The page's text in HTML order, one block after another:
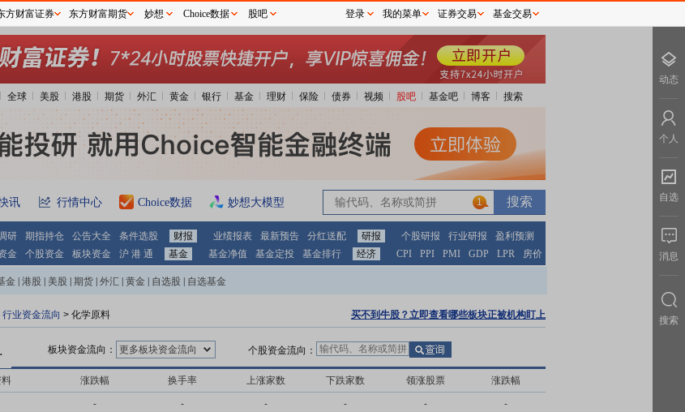
全球 美股 港股 期货 外汇 黄金 银行 基金 理财 保险 债券 视频 股吧 基金吧 博客 搜索
讯 行情中心 Choice数据 妙想大模型 1
研 期指持仓 公告大全 条件选股 财报 业绩报表 最新预告 分红送配 研报 个股研报 行业研报
盈利预测
金 个股资金 板块资金 沪 港 通 基金 基金净值 基金定投 基金排行 经济 CPI PPI PMI GDP LPR 房价
金 港股 美股 期货 外汇 黄金 自选股 自选基金
行业资金流向 > 化学原料 买不到牛股？立即查看哪些板块正被机构盯上
板块资金流向： 更多板块资金流向 个股资金流向：
涨跌幅 换手率 上涨家数 下跌家数 领涨股票 涨跌幅
- - - - - -
方财富证券 东方财富期货 妙想 Choice数据 股吧 登录 我的菜单 证券交易 基金交易
动态
个人
自选
消息
搜索